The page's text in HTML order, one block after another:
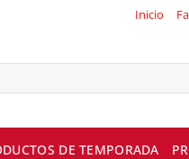
Inicio
DE TEMPORADA